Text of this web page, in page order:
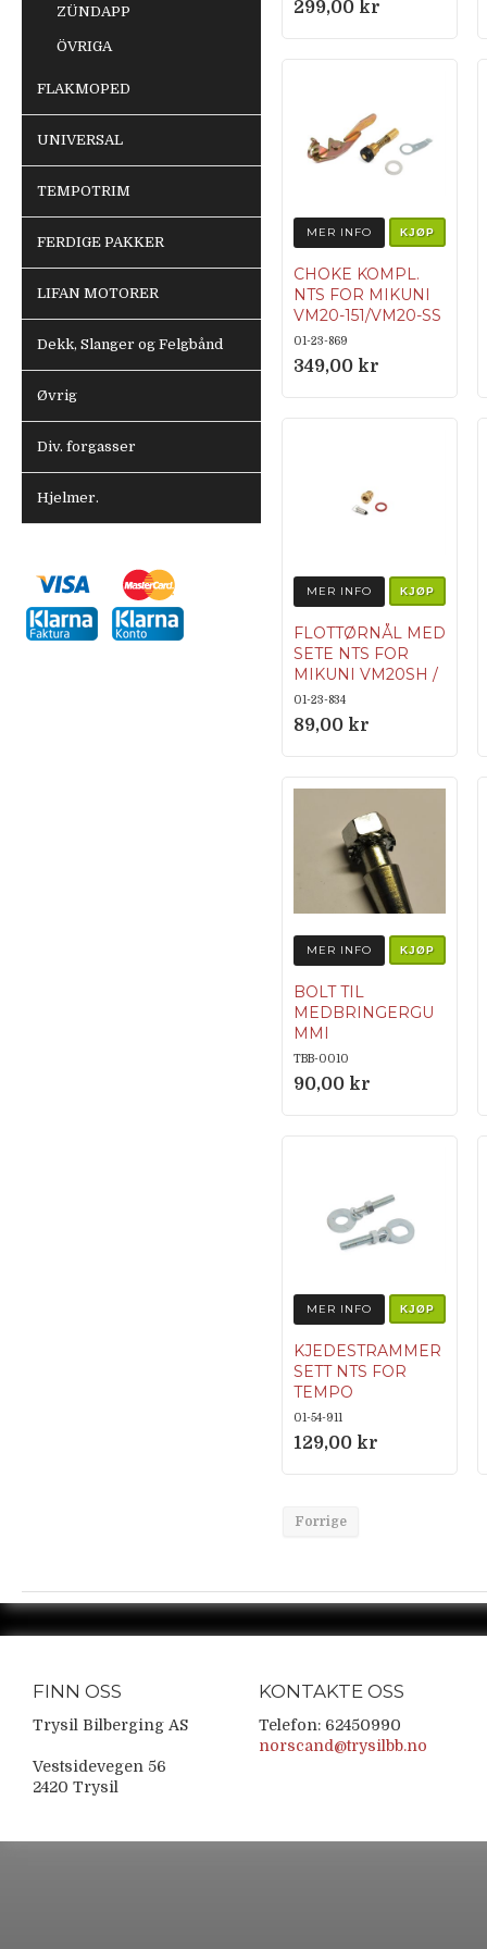
ZÜNDAPP
ÖVRIGA
FLAKMOPED
UNIVERSAL
TEMPOTRIM
FERDIGE PAKKER
LIFAN MOTORER
Dekk, Slanger og Felgbånd
Øvrig
Div. forgasser
Hjelmer.
299,00 kr
MER INFO KJØP
CHOKE KOMPL.
NTS FOR MIKUNI
VM20-151/VM20-SS
01-23-869
349,00 kr
MER INFO KJØP
FLOTTØRNÅL MED
SETE NTS FOR
MIKUNI VM20SH /
VM20/151
01-23-834
89,00 kr
MER INFO KJØP
BOLT TIL
MEDBRINGERGU
MMI
komplett med
skive og mutter
TBB-0010
90,00 kr
MER INFO KJØP
KJEDESTRAMMER
SETT NTS FOR
TEMPO
34 640 (60 925) /
34 641 (90 926)
01-54-911
129,00 kr
Forrige
FINN OSS
Trysil Bilberging AS
Vestsidevegen 56
2420 Trysil
KONTAKTE OSS
Telefon: 62450990
norscand@trysilbb.no